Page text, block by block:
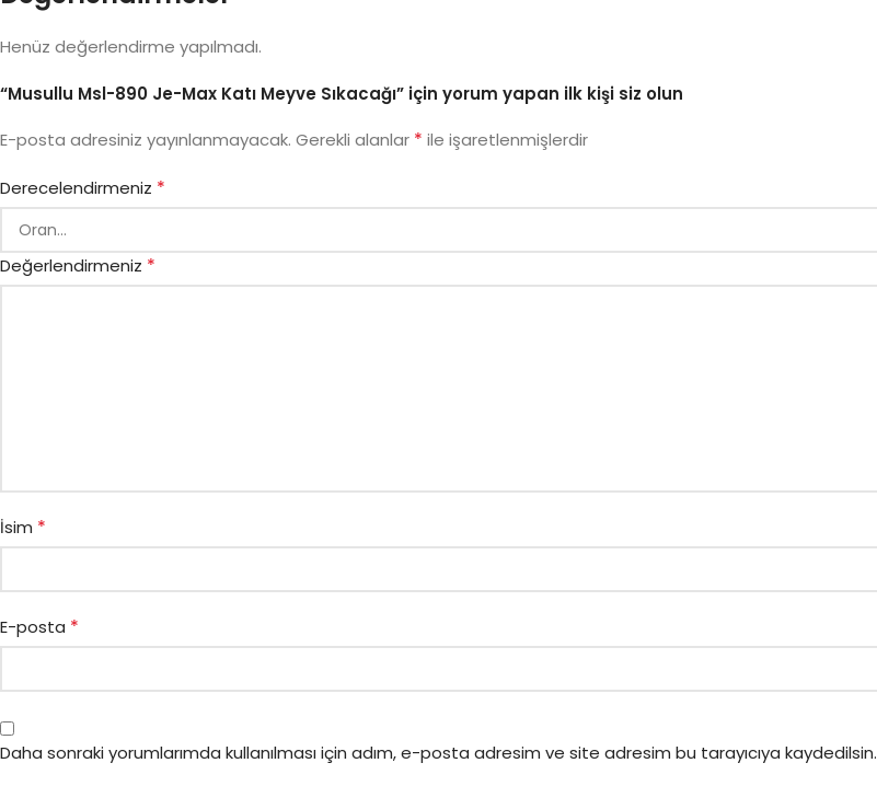
Henüz değerlendirme yapılmadı.
“Musullu Msl-890 Je-Max Katı Meyve Sıkacağı” için yorum yapan ilk kişi siz olun
E-posta adresiniz yayınlanmayacak. Gerekli alanlar * ile işaretlenmişlerdir
Derecelendirmeniz *
Değerlendirmeniz *
İsim *
E-posta *
Daha sonraki yorumlarımda kullanılması için adım, e-posta adresim ve site adresim bu tarayıcıya kaydedilsin.